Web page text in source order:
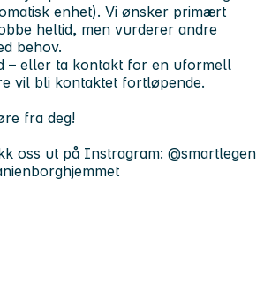
enhet). Vi ønsker primært
heltid, men vurderer andre
behov.
– eller ta kontakt for en uformell
vil bli kontaktet fortløpende.
fra deg!
oss ut på Instragram: @smartlegen